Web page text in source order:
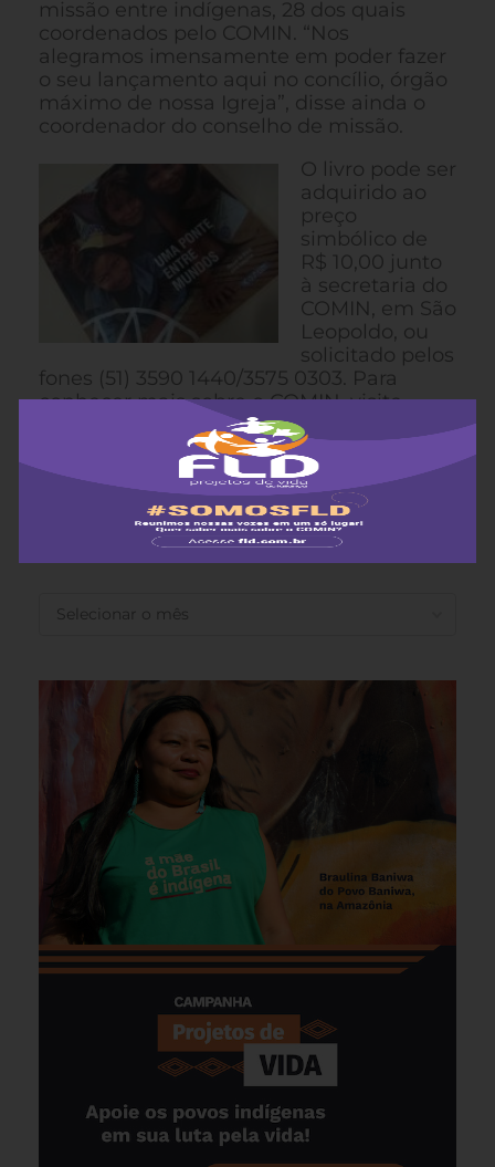
missão entre indígenas, 28 dos quais
coordenados pelo COMIN. “Nos
alegramos imensamente em poder fazer
o seu lançamento aqui no concílio, órgão
máximo de nossa Igreja”, disse ainda o
coordenador do conselho de missão.
O livro pode ser
adquirido ao
preço
simbólico de
R$ 10,00 junto
à secretaria do
COMIN, em São
Leopoldo, ou
solicitado pelos
fones (51) 3590 1440/3575 0303. Para
conhecer mais sobre o COMIN, visite
www.comin.org.br
ANTERIORES